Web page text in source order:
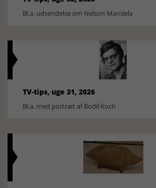
Bl.a. udsendelse om Nelson Mandela
TV-tips, uge 31, 2026
Bl.a. med portræt af Bodil Koch